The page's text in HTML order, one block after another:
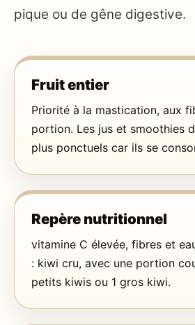
pique ou de gêne digestive.
Fruit entier
Priorité à la mastication, aux
portion. Les jus et smoothies
plus ponctuels car ils se
Repère nutritionnel
vitamine C élevée, fibres et
: kiwi cru, avec une portion
petits kiwis ou 1 gros kiwi.